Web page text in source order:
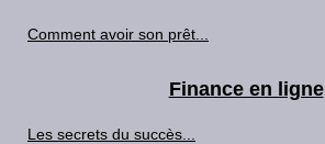
Comment avoir son prêt...
Finance en ligne
Les secrets du succès...